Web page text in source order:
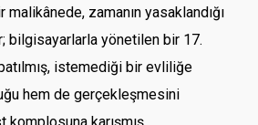
malikânede, zamanın yasaklandığı
bilgisayarlarla yönetilen bir 17.
istemediği bir evliliğe
hem de gerçekleşmesini